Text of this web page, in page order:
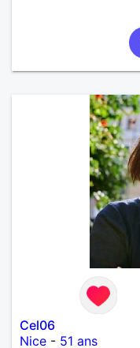
Cel06
Nice - 51 ans